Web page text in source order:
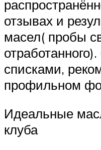
отзывах и
масел( пробы
списками,
профильном
Идеальные
клуба